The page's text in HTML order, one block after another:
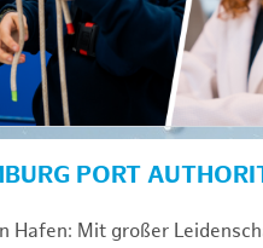
PORT
Hafen: Mit großer